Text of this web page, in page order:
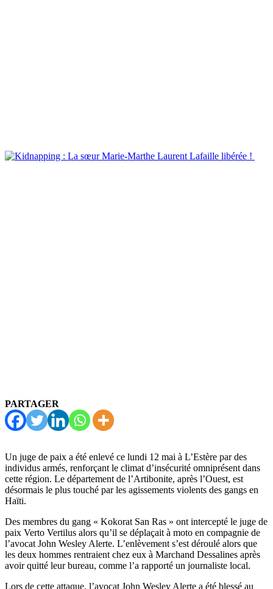
PARTAGER
Un juge de paix a été enlevé ce lundi 12 mai à L’Estère par des
individus armés, renforçant le climat d’insécurité omniprésent dans
cette région. Le département de l’Artibonite, après l’Ouest, est
désormais le plus touché par les agissements violents des gangs en
Haïti.
Des membres du gang « Kokorat San Ras » ont intercepté le juge de
paix Verto Vertilus alors qu’il se déplaçait à moto en compagnie de
l’avocat John Wesley Alerte. L’enlèvement s’est déroulé alors que
les deux hommes rentraient chez eux à Marchand Dessalines après
avoir quitté leur bureau, comme l’a rapporté un journaliste local.
Lors de cette attaque, l’avocat John Wesley Alerte a été blessé au